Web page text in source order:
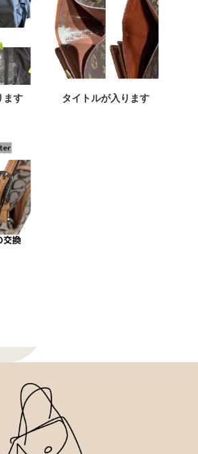
ます タイトルが入ります